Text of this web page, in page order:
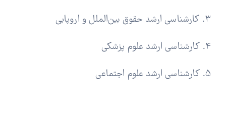
3. کارشناسی ارشد حقوق بین‌الملل و اروپایی
4. کارشناسی ارشد علوم پزشکی
5. کارشناسی ارشد علوم اجتماعی